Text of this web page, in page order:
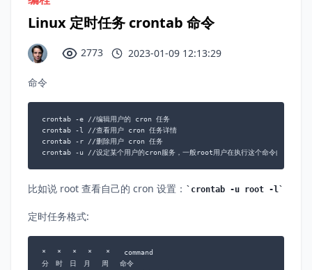
Linux 定时任务 crontab 命令
2773 2023-01-09 12:13:29
命令
crontab -e //编辑用户的 cron 任务
crontab -l //查看用户 cron 任务详情
crontab -r //删除用户 cron 任务
crontab -u //设定某个用户的cron服务，一般root用户在执行这个命令的时候需要
比如说 root 查看自己的 cron 设置： crontab -u root -l
定时任务格式:
*　 *　 *　 *　　*　　command
分　时　日　月　 周　 命令